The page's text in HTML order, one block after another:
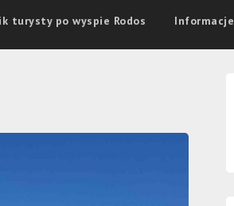
turysty po wyspie Rodos Informacje